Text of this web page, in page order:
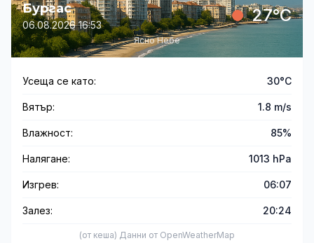
Бургас
06.08.2026 16:53 27°C
Ясно Небе
Усеща се като: 30°C
Вятър: 1.8 m/s
Влажност: 85%
Налягане: 1013 hPa
Изгрев: 06:07
Залез: 20:24
(от кеша) Данни от OpenWeatherMap